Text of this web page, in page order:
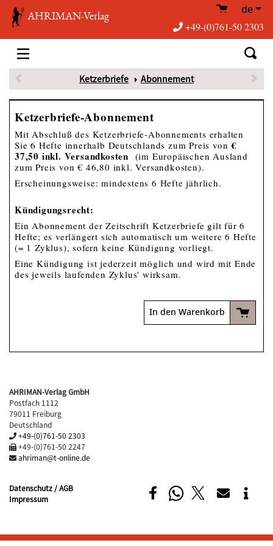
AHRIMAN-Verlag de
+49-(0)761-50 2303
Ketzerbriefe Abonnement
Ketzerbriefe-Abonnement
Mit Abschluß des Ketzerbriefe-Abonnements erhalten
Sie 6 Hefte innerhalb Deutschlands zum Preis von€
37,50 inkl. Versandkosten (im Europäischen Ausland
zum Preis von € 46,80 inkl. Versandkosten).
Erscheinungsweise: mindestens 6 Hefte jährlich.
Kündigungsrecht:
Ein Abonnement der Zeitschrift Ketzerbriefe gilt für 6
Hefte; es verlängert sich automatisch um weitere 6 Hefte
(= 1 Zyklus), sofern keine Kündigung vorliegt.
Eine Kündigung ist jederzeit möglich und wird mit Ende
des jeweils laufenden Zyklus' wirksam.
In den Warenkorb
AHRIMAN-Verlag GmbH
Postfach 1112
79011 Freiburg
Deutschland
+49-(0)761-50 2303
+49-(0)761-50 2247
ahriman@t-online.de
Datenschutz / AGB
Impressum